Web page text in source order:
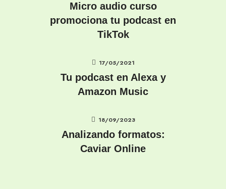
Micro audio curso
promociona tu podcast en
TikTok
17/05/2021
Tu podcast en Alexa y
Amazon Music
18/09/2023
Analizando formatos:
Caviar Online